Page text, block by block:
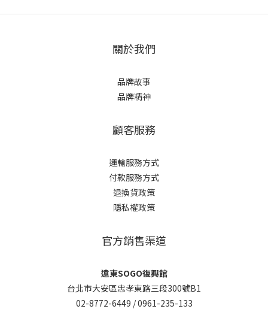
關於我們
品牌故事
品牌精神
顧客服務
運輸服務方式
付款服務方式
退換貨政策
隱私權政策
官方銷售渠道
遠東SOGO復興館
台北市大安區忠孝東路三段300號B1
02-8772-6449 /0961-235-133